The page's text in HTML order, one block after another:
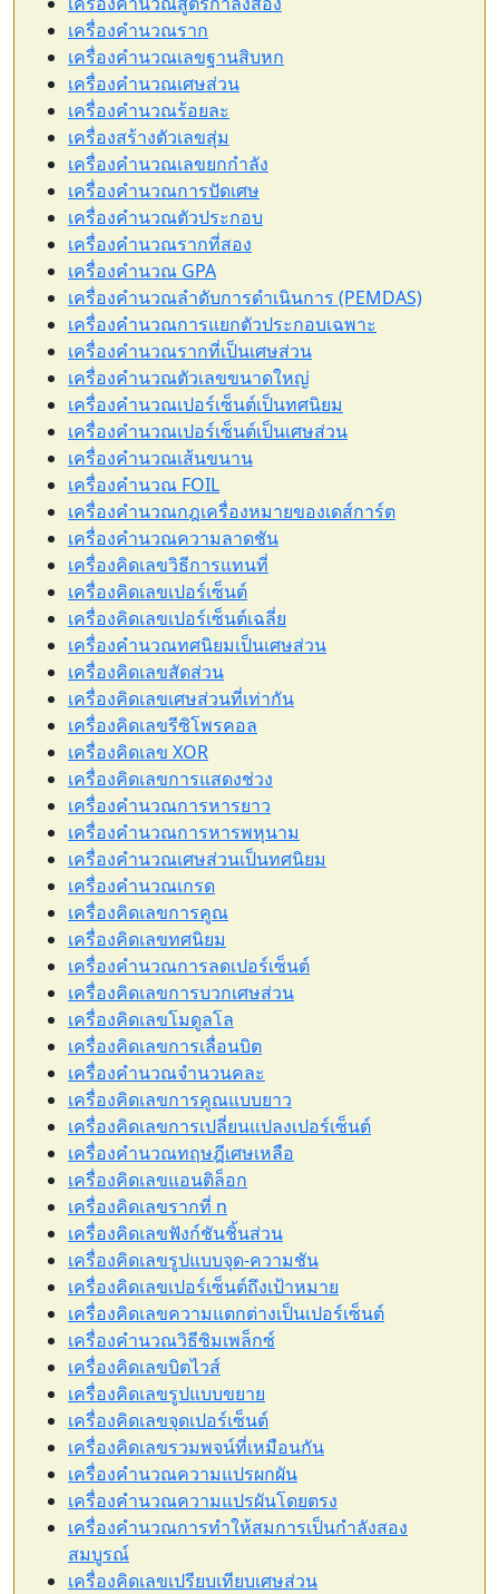
เครื่องคำนวณราก
เครื่องคำนวณเลขฐานสิบหก
เครื่องคำนวณเศษส่วน
เครื่องคำนวณร้อยละ
เครื่องสร้างตัวเลขสุ่ม
เครื่องคำนวณเลขยกกำลัง
เครื่องคำนวณการปัดเศษ
เครื่องคำนวณตัวประกอบ
เครื่องคำนวณรากที่สอง
เครื่องคำนวณ GPA
เครื่องคำนวณลำดับการดำเนินการ (PEMDAS)
เครื่องคำนวณการแยกตัวประกอบเฉพาะ
เครื่องคำนวณรากที่เป็นเศษส่วน
เครื่องคำนวณตัวเลขขนาดใหญ่
เครื่องคำนวณเปอร์เซ็นต์เป็นทศนิยม
เครื่องคำนวณเปอร์เซ็นต์เป็นเศษส่วน
เครื่องคำนวณเส้นขนาน
เครื่องคำนวณ FOIL
เครื่องคำนวณกฎเครื่องหมายของเดส์การ์ต
เครื่องคำนวณความลาดชัน
เครื่องคิดเลขวิธีการแทนที่
เครื่องคิดเลขเปอร์เซ็นต์
เครื่องคิดเลขเปอร์เซ็นต์เฉลี่ย
เครื่องคำนวณทศนิยมเป็นเศษส่วน
เครื่องคิดเลขสัดส่วน
เครื่องคิดเลขเศษส่วนที่เท่ากัน
เครื่องคิดเลขรีซิโพรคอล
เครื่องคิดเลข XOR
เครื่องคิดเลขการแสดงช่วง
เครื่องคำนวณการหารยาว
เครื่องคำนวณการหารพหุนาม
เครื่องคำนวณเศษส่วนเป็นทศนิยม
เครื่องคำนวณเกรด
เครื่องคิดเลขการคูณ
เครื่องคิดเลขทศนิยม
เครื่องคำนวณการลดเปอร์เซ็นต์
เครื่องคิดเลขการบวกเศษส่วน
เครื่องคิดเลขโมดูลโล
เครื่องคิดเลขการเลื่อนบิต
เครื่องคำนวณจำนวนคละ
เครื่องคิดเลขการคูณแบบยาว
เครื่องคิดเลขการเปลี่ยนแปลงเปอร์เซ็นต์
เครื่องคำนวณทฤษฎีเศษเหลือ
เครื่องคิดเลขแอนติล็อก
เครื่องคิดเลขรากที่ n
เครื่องคิดเลขฟังก์ชันชิ้นส่วน
เครื่องคิดเลขรูปแบบจุด-ความชัน
เครื่องคิดเลขเปอร์เซ็นต์ถึงเป้าหมาย
เครื่องคิดเลขความแตกต่างเป็นเปอร์เซ็นต์
เครื่องคำนวณวิธีซิมเพล็กซ์
เครื่องคิดเลขบิตไวส์
เครื่องคิดเลขรูปแบบขยาย
เครื่องคิดเลขจุดเปอร์เซ็นต์
เครื่องคิดเลขรวมพจน์ที่เหมือนกัน
เครื่องคำนวณความแปรผกผัน
เครื่องคำนวณความแปรผันโดยตรง
เครื่องคำนวณการทำให้สมการเป็นกำลังสอง
สมบูรณ์
เครื่องคิดเลขเปรียบเทียบเศษส่วน